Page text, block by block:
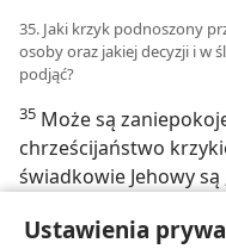
Ustawienia
35. Jaki krzyk podnoszony
osoby oraz jakiej decyzji i w
podjąć?
35 Może są
chrześcijaństwo
świadkowie Jehowy
są prawdziwymi